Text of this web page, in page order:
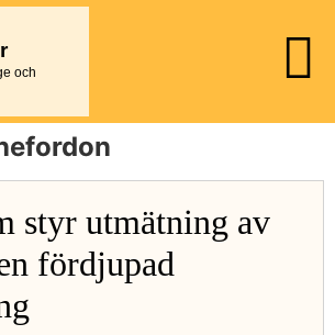
och
styr utmätning av
fördjupad